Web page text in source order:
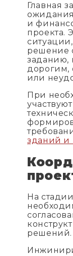
Главная
ожидания
и
проекта.
решение
заданию,
дорогим,
или
При
зданий и
На
решений.